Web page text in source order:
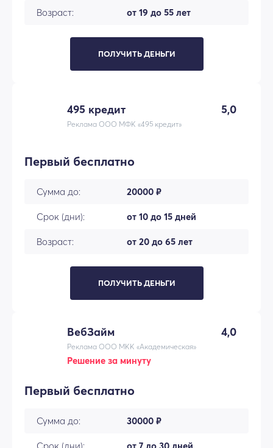
Возраст: от 19 до 55 лет
ПОЛУЧИТЬ ДЕНЬГИ
495 кредит 5,0
Реклама ООО МФК «495 кредит»
Первый бесплатно
Сумма до: 20000 ₽
Срок (дни): от 10 до 15 дней
Возраст: от 20 до 65 лет
ПОЛУЧИТЬ ДЕНЬГИ
ВебЗайм 4,0
Реклама ООО МКК «Академическая»
Решение за минуту
Первый бесплатно
Сумма до: 30000 ₽